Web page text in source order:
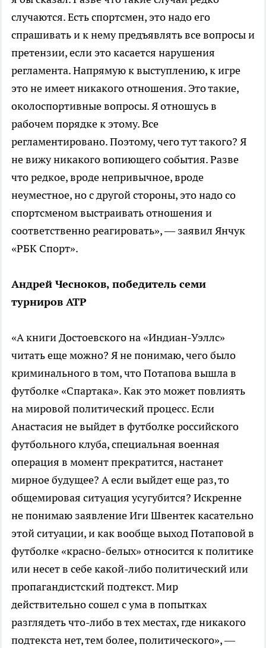
случаются. Есть спортсмен, это надо его
спрашивать и к нему предъявлять все вопросы и
претензии, если это касается нарушения
регламента. Напрямую к выступлению, к игре
это не имеет никакого отношения. Это такие,
околоспортивные вопросы. Я отношусь в
рабочем порядке к этому. Все
регламентировано. Поэтому, чего тут такого? Я
не вижу никакого вопиющего события. Разве
что редкое, вроде непривычное, вроде
неуместное, но с другой стороны, это надо со
спортсменом выстраивать отношения и
соответственно реагировать», — заявил Янчук
«РБК Спорт».
Андрей Чесноков, победитель семи
турниров ATP
«А книги Достоевского на «Индиан-Уэллс»
читать еще можно? Я не понимаю, чего было
криминального в том, что Потапова вышла в
футболке «Спартака». Как это может повлиять
на мировой политический процесс. Если
Анастасия не выйдет в футболке российского
футбольного клуба, специальная военная
операция в момент прекратится, настанет
мирное будущее? А если выйдет еще раз, то
общемировая ситуация усугубится? Искренне
не понимаю заявление Иги Швентек касательно
этой ситуации, и как вообще выход Потаповой в
футболке «красно-белых» относится к политике
или несет в себе какой-либо политический или
пропагандистский подтекст. Мир
действительно сошел с ума в попытках
разглядеть что-либо в тех местах, где никакого
подтекста нет, тем более, политического», —